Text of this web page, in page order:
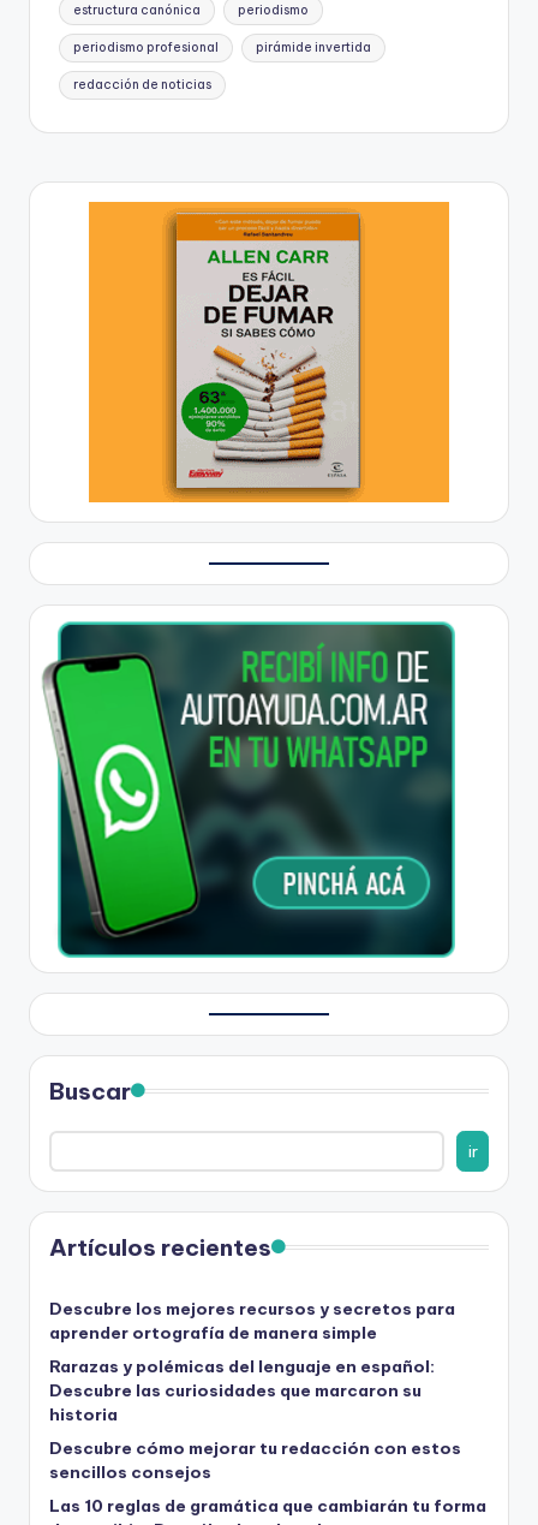
estructura canónica periodismo
periodismo profesional pirámide invertida
redacción de noticias
Buscar
ir
Artículos recientes
Descubre los mejores recursos y secretos para
aprender ortografía de manera simple
Rarazas y polémicas del lenguaje en español:
Descubre las curiosidades que marcaron su
historia
Descubre cómo mejorar tu redacción con estos
sencillos consejos
Las 10 reglas de gramática que cambiarán tu forma